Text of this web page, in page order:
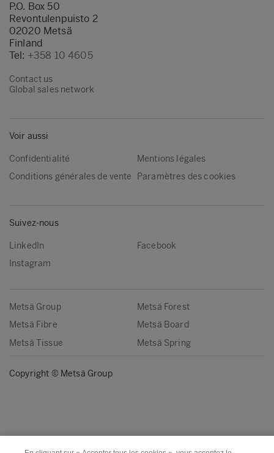
P.O. Box 50
Revontulenpuisto 2
02020 Metsä
Finland
Tel: +358 10 4605
Contact us
Global sales network
Voir aussi
Confidentialité
Mentions légales
Conditions générales de vente
Paramètres des cookies
Suivez-nous
LinkedIn
Facebook
Instagram
Metsä Group
Metsä Forest
Metsä Fibre
Metsä Board
Metsä Tissue
Metsä Spring
Copyright © Metsä Group